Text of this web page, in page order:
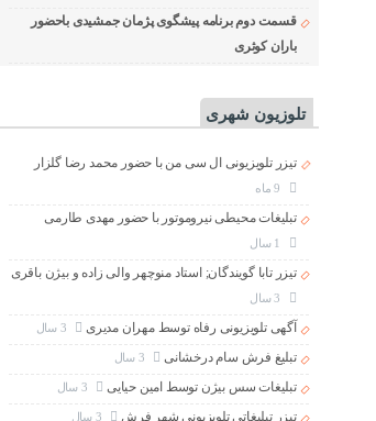
قسمت دوم برنامه پیشگوی پژمان جمشیدی باحضور
باران کوثری
تلوزیون شهری
تیزر تلویزیونی ال سی من با حضور محمد رضا گلزار
تبلیغات محیطی نیروموتور با حضور مهدی طارمی
تیزر تابا گویندگان; استاد منوچهر والی زاده و بیژن باقری
آگهی تلویزیونی رفاه توسط مهران مدیری
تبلیغ فرش سام درخشانی
تبلیغات سس بیژن توسط امین حیایی
تیزر تبلیغاتی تلویزیونی شهر فرش